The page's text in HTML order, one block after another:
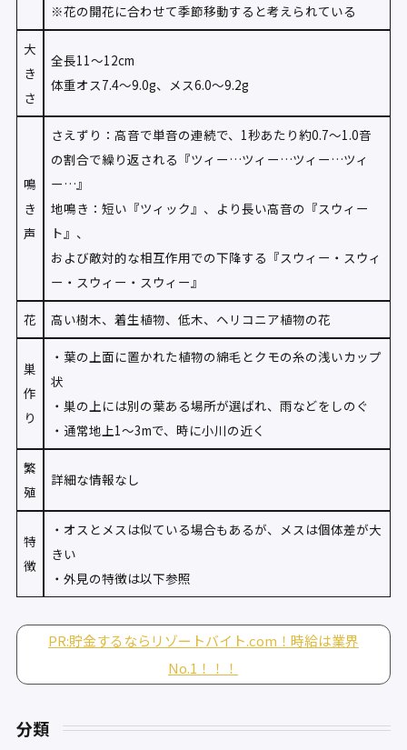
※花の開花に合わせて季節移動すると考えられている
大
き
さ
全長11〜12cm
体重オス7.4〜9.0g、メス6.0〜9.2g
鳴
き
声
さえずり：高音で単音の連続で、1秒あたり約0.7〜1.0音
の割合で繰り返される『ツィー…ツィー…ツィー…ツィ
ー…』
地鳴き：短い『ツィック』、より長い高音の『スウィー
ト』、
および敵対的な相互作用での下降する『スウィー・スウィ
ー・スウィー・スウィー』
花 高い樹木、着生植物、低木、ヘリコニア植物の花
巣
作
り
・葉の上面に置かれた植物の綿毛とクモの糸の浅いカップ
状
・巣の上には別の葉ある場所が選ばれ、雨などをしのぐ
・通常地上1〜3mで、時に小川の近く
繁
殖
詳細な情報なし
特
徴
・オスとメスは似ている場合もあるが、メスは個体差が大
きい
・外見の特徴は以下参照
PR:貯金するならリゾートバイト.com！時給は業界
No.1！！！
分類